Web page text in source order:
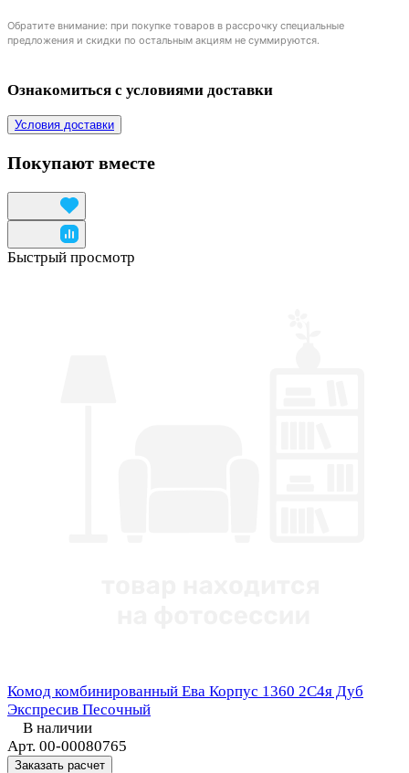
Обратите внимание: при покупке товаров в рассрочку специальные
предложения и скидки по остальным акциям не суммируются.
Ознакомиться с условиями доставки
Условия доставки
Покупают вместе
Быстрый просмотр
Комод комбинированный Ева Корпус 1360 2С4я Дуб
Экспресив Песочный
В наличии
Арт. 00-00080765
Заказать расчет